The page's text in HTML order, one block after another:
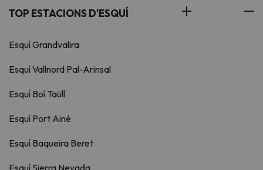
TOP ESTACIONS D'ESQUÍ
Esquí Grandvalira
Esquí Vallnord Pal-Arinsal
Esquí Boí Taüll
Esquí Port Ainé
Esquí Baqueira Beret